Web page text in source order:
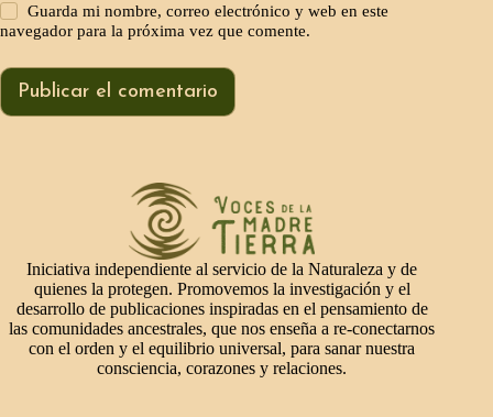
Guarda mi nombre, correo electrónico y web en este
navegador para la próxima vez que comente.
Publicar el comentario
Iniciativa independiente al servicio de la Naturaleza y de
quienes la protegen. Promovemos la investigación y el
desarrollo de publicaciones inspiradas en el pensamiento de
las comunidades ancestrales, que nos enseña a re-conectarnos
con el orden y el equilibrio universal, para sanar nuestra
consciencia, corazones y relaciones.